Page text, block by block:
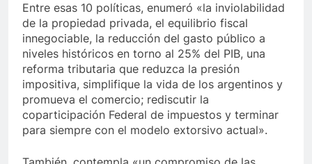
Entre esas 10 políticas, enumeró «la inviolabilidad
de la propiedad privada, el equilibrio fiscal
innegociable, la reducción del gasto público a
niveles históricos en torno al 25% del PIB, una
reforma tributaria que reduzca la presión
impositiva, simplifique la vida de los argentinos y
promueva el comercio; rediscutir la
coparticipación Federal de impuestos y terminar
para siempre con el modelo extorsivo actual».